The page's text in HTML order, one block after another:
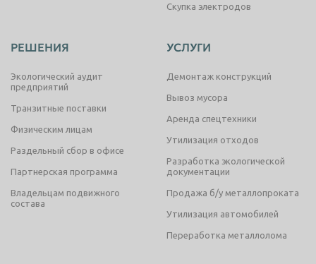
Скупка электродов
РЕШЕНИЯ
Экологический аудит
предприятий
Транзитные поставки
Физическим лицам
Раздельный сбор в офисе
Партнерская программа
Владельцам подвижного
состава
УСЛУГИ
Демонтаж конструкций
Вывоз мусора
Аренда спецтехники
Утилизация отходов
Разработка экологической
документации
Продажа б/у металлопроката
Утилизация автомобилей
Переработка металлолома